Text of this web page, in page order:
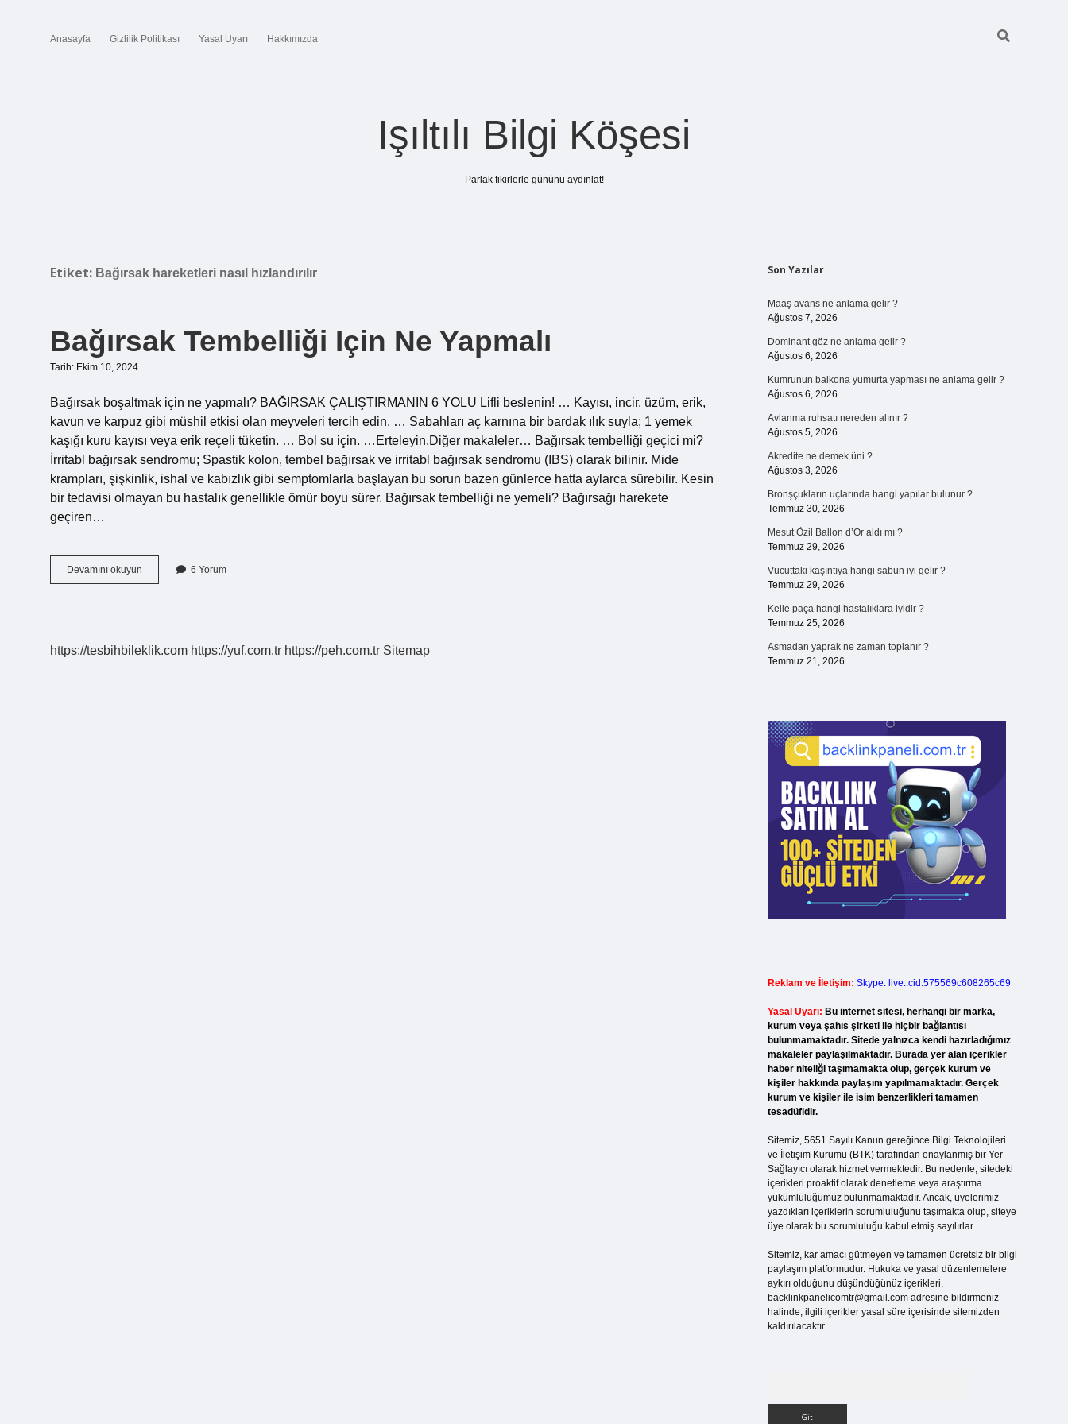
Anasayfa Gizlilik Politikası Yasal Uyarı Hakkımızda
Işıltılı Bilgi Köşesi
Parlak fikirlerle gününü aydınlat!
Etiket: Bağırsak hareketleri nasıl hızlandırılır
Bağırsak Tembelliği Için Ne Yapmalı
Tarih: Ekim 10, 2024
Bağırsak boşaltmak için ne yapmalı? BAĞIRSAK ÇALIŞTIRMANIN 6 YOLU Lifli beslenin! … Kayısı, incir, üzüm, erik,
kavun ve karpuz gibi müshil etkisi olan meyveleri tercih edin. … Sabahları aç karnına bir bardak ılık suyla; 1 yemek
kaşığı kuru kayısı veya erik reçeli tüketin. … Bol su için. …Erteleyin.Diğer makaleler… Bağırsak tembelliği geçici mi?
İrritabl bağırsak sendromu; Spastik kolon, tembel bağırsak ve irritabl bağırsak sendromu (IBS) olarak bilinir. Mide
krampları, şişkinlik, ishal ve kabızlık gibi semptomlarla başlayan bu sorun bazen günlerce hatta aylarca sürebilir. Kesin
bir tedavisi olmayan bu hastalık genellikle ömür boyu sürer. Bağırsak tembelliği ne yemeli? Bağırsağı harekete
geçiren…
Devamını okuyun Bağırsak
Tembelliği
6 Yorum
https://tesbihbileklik.com https://yuf.com.tr https://peh.com.tr Sitemap
Sidebar
Son Yazılar
Maaş avans ne anlama gelir ?
Ağustos 7, 2026
Dominant göz ne anlama gelir ?
Ağustos 6, 2026
Kumrunun balkona yumurta yapması ne anlama gelir ?
Ağustos 6, 2026
Avlanma ruhsatı nereden alınır ?
Ağustos 5, 2026
Akredite ne demek üni ?
Ağustos 3, 2026
Bronşçukların uçlarında hangi yapılar bulunur ?
Temmuz 30, 2026
Mesut Özil Ballon d’Or aldı mı ?
Temmuz 29, 2026
Vücuttaki kaşıntıya hangi sabun iyi gelir ?
Temmuz 29, 2026
Kelle paça hangi hastalıklara iyidir ?
Temmuz 25, 2026
Asmadan yaprak ne zaman toplanır ?
Temmuz 21, 2026
Reklam ve İletişim: Skype: live:.cid.575569c608265c69
Yasal Uyarı: Bu internet sitesi, herhangi bir marka,
kurum veya şahıs şirketi ile hiçbir bağlantısı
bulunmamaktadır. Sitede yalnızca kendi hazırladığımız
makaleler paylaşılmaktadır. Burada yer alan içerikler
haber niteliği taşımamakta olup, gerçek kurum ve
kişiler hakkında paylaşım yapılmamaktadır. Gerçek
kurum ve kişiler ile isim benzerlikleri tamamen
tesadüfidir.
Sitemiz, 5651 Sayılı Kanun gereğince Bilgi Teknolojileri
ve İletişim Kurumu (BTK) tarafından onaylanmış bir Yer
Sağlayıcı olarak hizmet vermektedir. Bu nedenle, sitedeki
içerikleri proaktif olarak denetleme veya araştırma
yükümlülüğümüz bulunmamaktadır. Ancak, üyelerimiz
yazdıkları içeriklerin sorumluluğunu taşımakta olup, siteye
üye olarak bu sorumluluğu kabul etmiş sayılırlar.
Sitemiz, kar amacı gütmeyen ve tamamen ücretsiz bir bilgi
paylaşım platformudur. Hukuka ve yasal düzenlemelere
aykırı olduğunu düşündüğünüz içerikleri,
backlinkpanelicomtr@gmail.comadresine bildirmeniz
halinde, ilgili içerikler yasal süre içerisinde sitemizden
kaldırılacaktır.